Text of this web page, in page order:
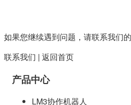
如果您继续遇到问题，请联系我们
联系我们 | 返回首页
产品中心
LM3协作机器人